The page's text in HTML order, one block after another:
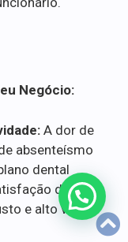
Negócio:
A dor de
absenteísmo
dental
da
e alto valor